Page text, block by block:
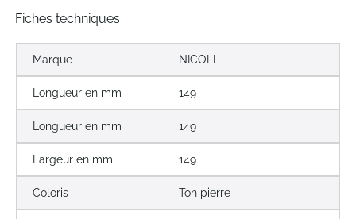
Fiches techniques
Marque NICOLL
Longueur en mm 149
Longueur en mm 149
Largeur en mm 149
Coloris Ton pierre